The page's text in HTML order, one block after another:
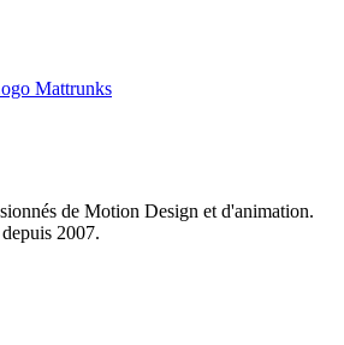
Mattrunks
de Motion Design et d'animation.
2007.